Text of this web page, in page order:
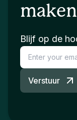
Blijf op de
Verstuur